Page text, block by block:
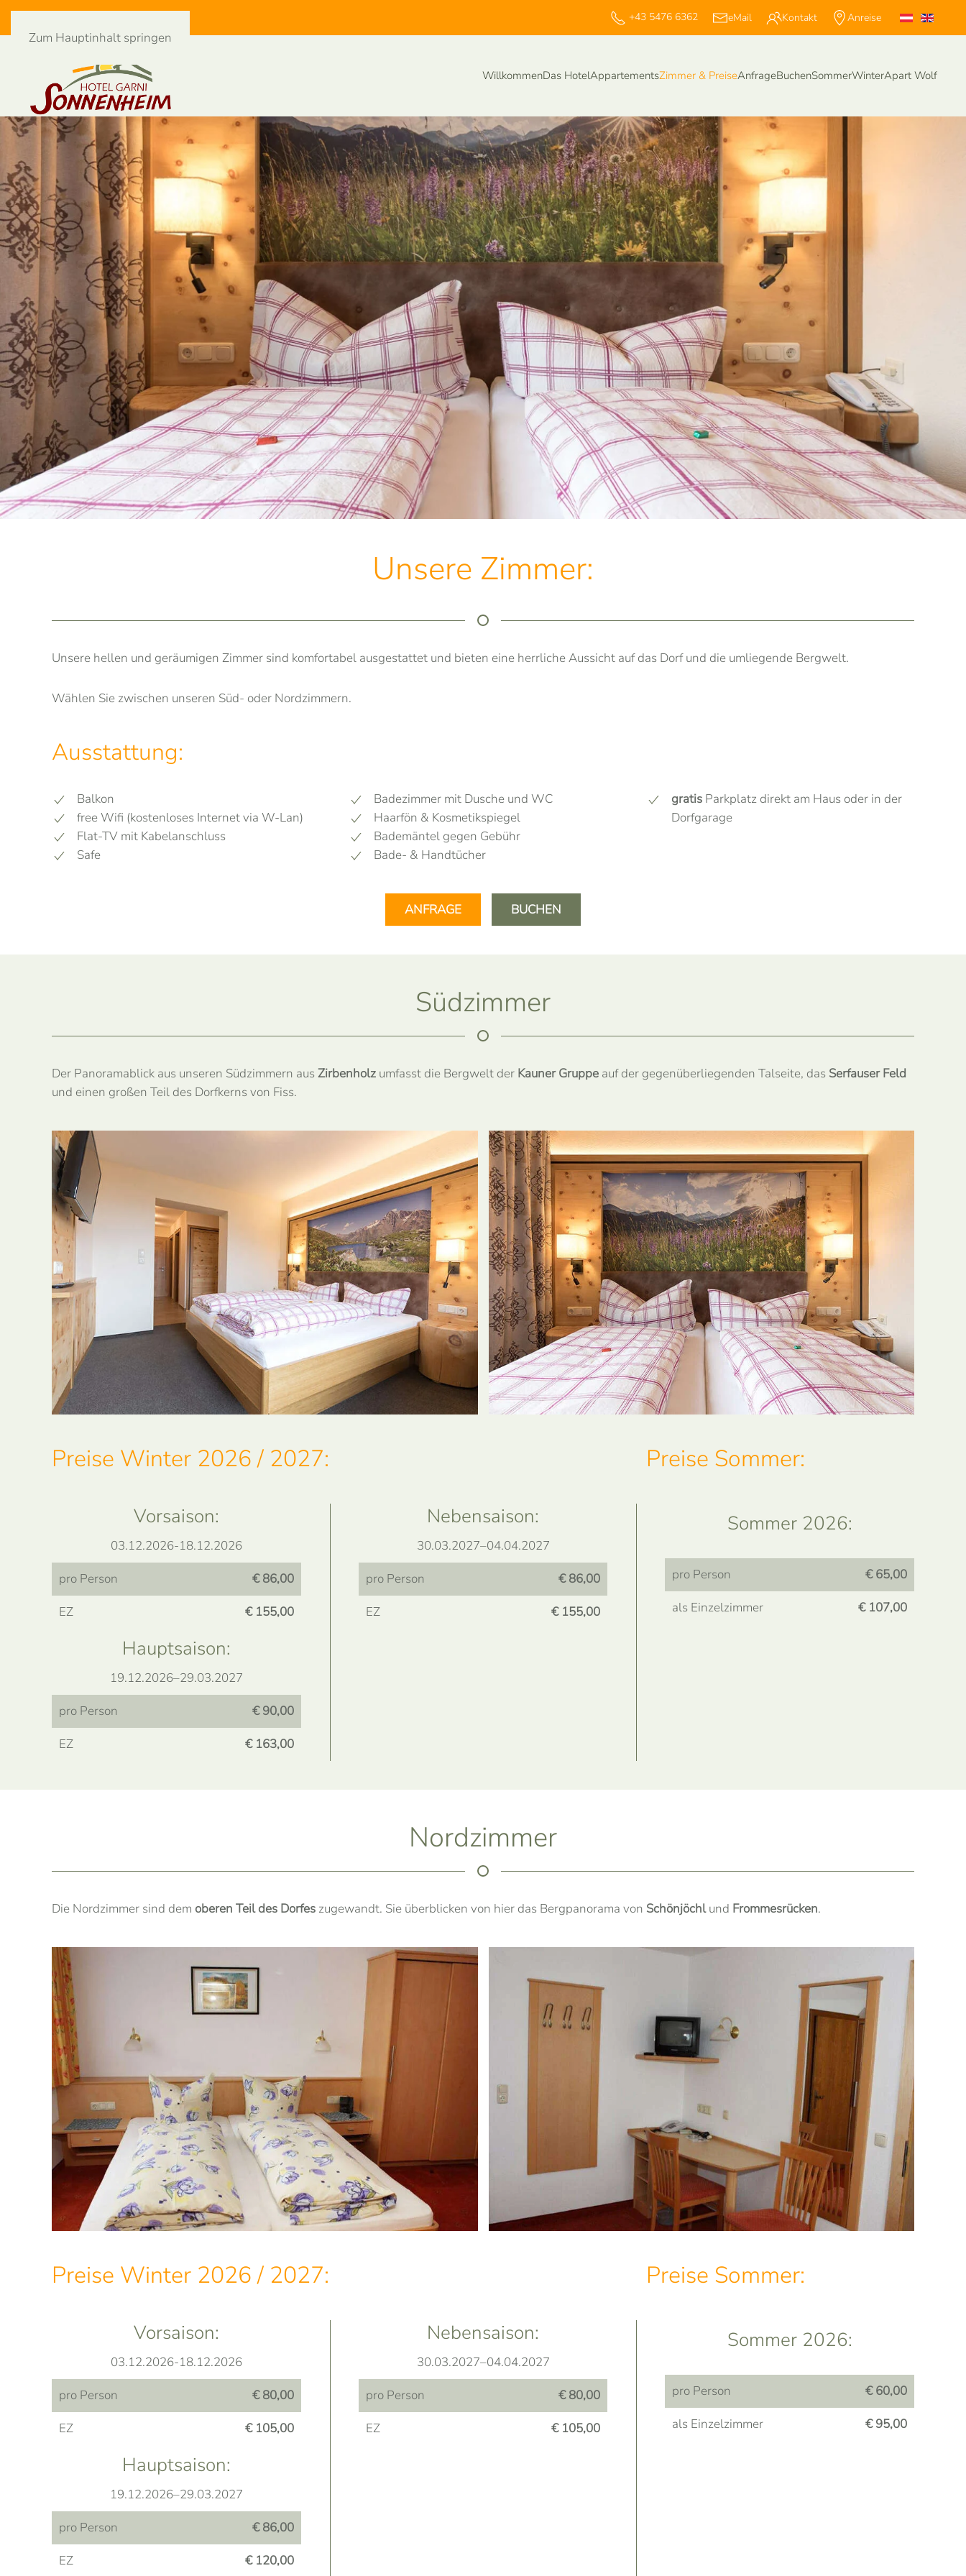
Zum Hauptinhalt springen
+43 5476 6362 eMail Kontakt Anreise
WillkommenDas HotelAppartementsZimmer & PreiseAnfrageBuchenSommerWinterApart Wolf
Unsere Zimmer:
Unsere hellen und geräumigen Zimmer sind komfortabel ausgestattet und bieten eine herrliche Aussicht auf das Dorf und die umliegende Bergwelt.
Wählen Sie zwischen unseren Süd- oder Nordzimmern.
Ausstattung:
Balkon
free Wifi (kostenloses Internet via W-Lan)
Flat-TV mit Kabelanschluss
Safe
Badezimmer mit Dusche und WC
Haarfön & Kosmetikspiegel
Bademäntel gegen Gebühr
Bade- & Handtücher
gratisParkplatz direkt am Haus oder in der
Dorfgarage
ANFRAGE BUCHEN
Südzimmer
Der Panoramablick aus unseren Südzimmern aus Zirbenholz umfasst die Bergwelt der Kauner Gruppe auf der gegenüberliegenden Talseite, das Serfauser Feld
und einen großen Teil des Dorfkerns von Fiss.
Preise Winter 2026 / 2027: Preise Sommer:
Vorsaison:
03.12.2026-18.12.2026
pro Person
€ 86,00
EZ
€ 155,00
Hauptsaison:
19.12.2026–29.03.2027
pro Person
€ 90,00
EZ
€ 163,00
Nebensaison:
30.03.2027–04.04.2027
pro Person
€ 86,00
EZ
€ 155,00
Sommer 2026:
pro Person
€ 65,00
als Einzelzimmer
€ 107,00
Nordzimmer
Die Nordzimmer sind dem oberen Teil des Dorfes zugewandt. Sie überblicken von hier das Bergpanorama von Schönjöchlund Frommesrücken.
Preise Winter 2026 / 2027: Preise Sommer:
Vorsaison:
03.12.2026-18.12.2026
pro Person
€ 80,00
EZ
€ 105,00
Hauptsaison:
19.12.2026–29.03.2027
pro Person
€ 86,00
EZ
€ 120,00
Nebensaison:
30.03.2027–04.04.2027
pro Person
€ 80,00
EZ
€ 105,00
Sommer 2026:
pro Person
€ 60,00
als Einzelzimmer
€ 95,00